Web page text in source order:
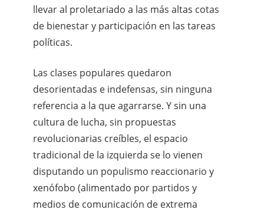
llevar al proletariado a las más altas cotas
de bienestar y participación en las tareas
políticas.
Las clases populares quedaron
desorientadas e indefensas, sin ninguna
referencia a la que agarrarse. Y sin una
cultura de lucha, sin propuestas
revolucionarias creíbles, el espacio
tradicional de la izquierda se lo vienen
disputando un populismo reaccionario y
xenófobo (alimentado por partidos y
medios de comunicación de extrema